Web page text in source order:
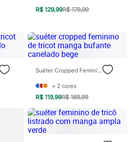
R$ 129,99R$ 179,99
Suéter Cropped Feminino De Tricot Manga Bufante Canelado Bege
+ 2 cores
R$ 119,99R$ 169,99